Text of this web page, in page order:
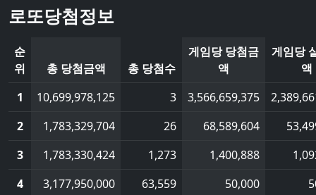
로또당첨정보
순
위
총 당첨금액 총 당첨수
게임당 당첨금
액
게임당
액
1
10,699,978,125 3 3,566,659,375
2
1,783,329,704 26 68,589,604
3
1,783,330,424 1,273 1,400,888
4
3,177,950,000 63,559 50,000